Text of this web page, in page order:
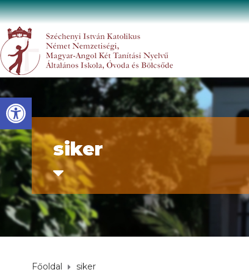
Eszköztár megnyitása
siker
Főoldal siker